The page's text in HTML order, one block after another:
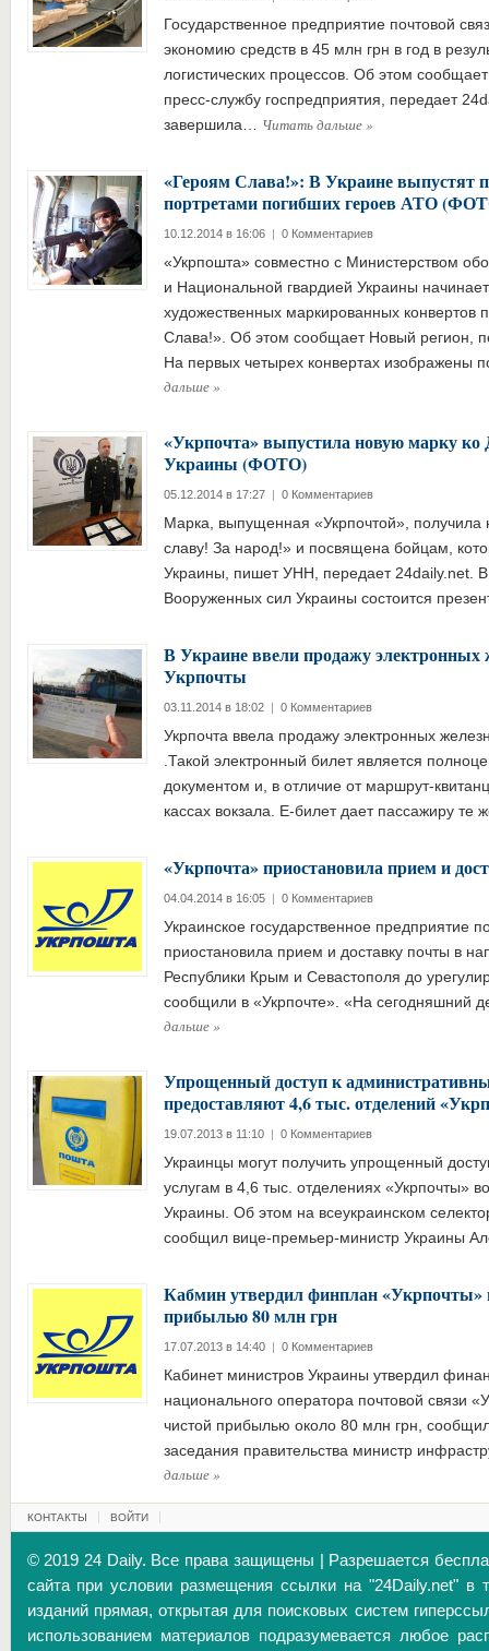
Государственное предприятие почтовой
экономию средств в 45 млн грн в год в
логистических процессов. Об этом
пресс-службу госпредприятия, передает
завершила… Читать дальше»
«Героям Слава!»: В Украине выпустят
портретами погибших героев АТО
10.12.2014 в 16:06 | 0 Комментариев
«Укрпошта» совместно с Министерством
и Национальной гвардией Украины
художественных маркированных конвертов
Слава!». Об этом сообщает Новый регион,
На первых четырех конвертах изображены
дальше»
«Укрпочта» выпустила новую марку
Украины (ФОТО)
05.12.2014 в 17:27 | 0 Комментариев
Марка, выпущенная «Укрпочтой», получила
славу! За народ!» и посвящена бойцам,
Украины, пишет УНН, передает 24daily.net.
Вооруженных сил Украины состоится
В Украине ввели продажу электронных
Укрпочты
03.11.2014 в 18:02 | 0 Комментариев
Укрпочта ввела продажу электронных
.Такой электронный билет является
документом и, в отличие от маршрут-
кассах вокзала. Е-билет дает пассажиру
«Укрпочта» приостановила прием и
04.04.2014 в 16:05 | 0 Комментариев
Украинское государственное предприятие
приостановила прием и доставку почты в
Республики Крым и Севастополя до
сообщили в «Укрпочте». «На сегодняшний
дальше»
Упрощенный доступ к
предоставляют 4,6 тыс. отделений
19.07.2013 в 11:10 | 0 Комментариев
Украинцы могут получить упрощенный
услугам в 4,6 тыс. отделениях «Укрпочты»
Украины. Об этом на всеукраинском
сообщил вице-премьер-министр Украины
Кабмин утвердил финплан «Укрпочты»
прибылью 80 млн грн
17.07.2013 в 14:40 | 0 Комментариев
Кабинет министров Украины утвердил
национального оператора почтовой связи
чистой прибылью около 80 млн грн,
заседания правительства министр
дальше»
КОНТАКТЫ ВОЙТИ
© 2019 24 Daily. Все права защищены | Разрешается
сайта при условии размещения ссылки на "24Daily.net" в
изданий прямая, открытая для поисковых систем
использованием материалов подразумевается любое